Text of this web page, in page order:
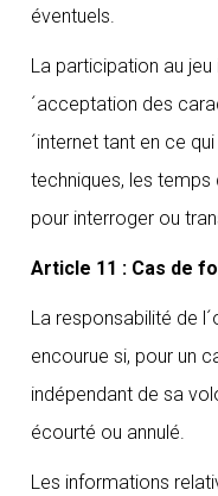
éventuels.
La participation au
´acceptation des
´internet tant en ce
techniques, les temps
pour interroger ou
Article 11 : Cas de
La responsabilité de
encourue si, pour un
indépendant de sa
écourté ou annulé.
Les informations